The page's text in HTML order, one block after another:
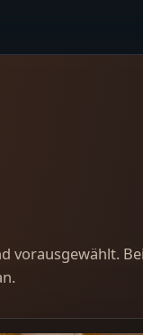
vorausgewählt.